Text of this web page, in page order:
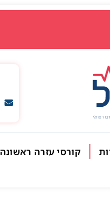
קורסי עזרה ראשונה